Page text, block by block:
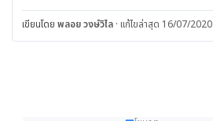
เขียนโดย พลอย วงษ์วิไล · แก้ไขล่าสุด 16/07/2020